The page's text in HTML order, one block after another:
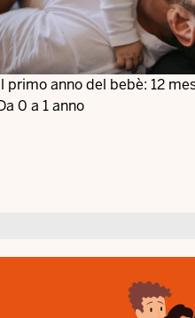
primo anno del bebè: 12
0 a 1 anno